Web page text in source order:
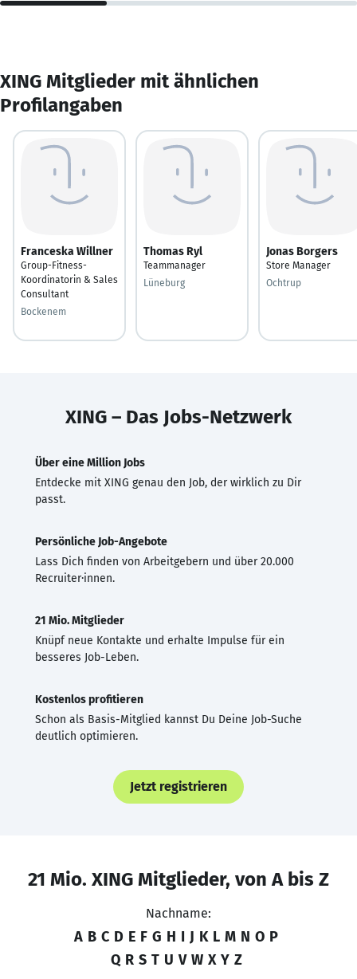
XING Mitglieder mit ähnlichen
Profilangaben
Franceska Willner
Group-Fitness-
Koordinatorin & Sales
Consultant
Bockenem
Thomas Ryl
Teammanager
Lüneburg
Jonas Borgers
Store Manager
Ochtrup
XING – Das Jobs-Netzwerk
Über eine Million Jobs
Entdecke mit XING genau den Job, der wirklich zu Dir
passt.
Persönliche Job-Angebote
Lass Dich finden von Arbeitgebern und über 20.000
Recruiter·innen.
21 Mio. Mitglieder
Knüpf neue Kontakte und erhalte Impulse für ein
besseres Job-Leben.
Kostenlos profitieren
Schon als Basis-Mitglied kannst Du Deine Job-Suche
deutlich optimieren.
Jetzt registrieren
21 Mio. XING Mitglieder, von A bis Z
Nachname:
A B C D E F G H I J K L M N O P
Q R S T U V W X Y Z